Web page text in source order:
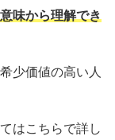
味から理解でき
少価値の高い人
はこちらで詳し